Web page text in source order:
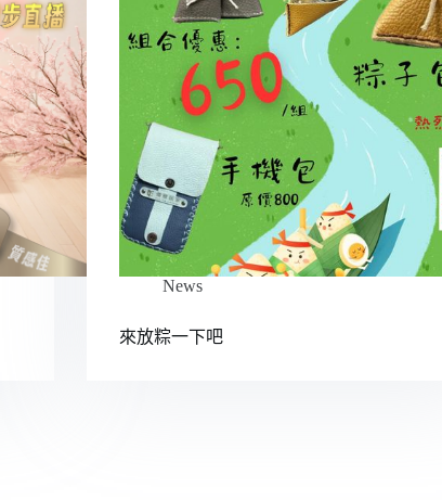
News
來放粽一下吧